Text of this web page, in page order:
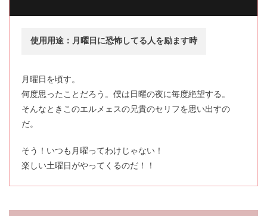
使用用途：月曜日に恐怖してる人を励ます時
月曜日を頃す。
何度思ったことだろう。僕は日曜の夜に毎度絶望する。
そんなときこのエルメェスの兄貴のセリフを思い出すの
だ。
そう！いつも月曜ってわけじゃない！
楽しい土曜日がやってくるのだ！！